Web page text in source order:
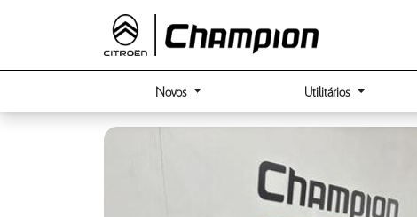
Novos Utilitários